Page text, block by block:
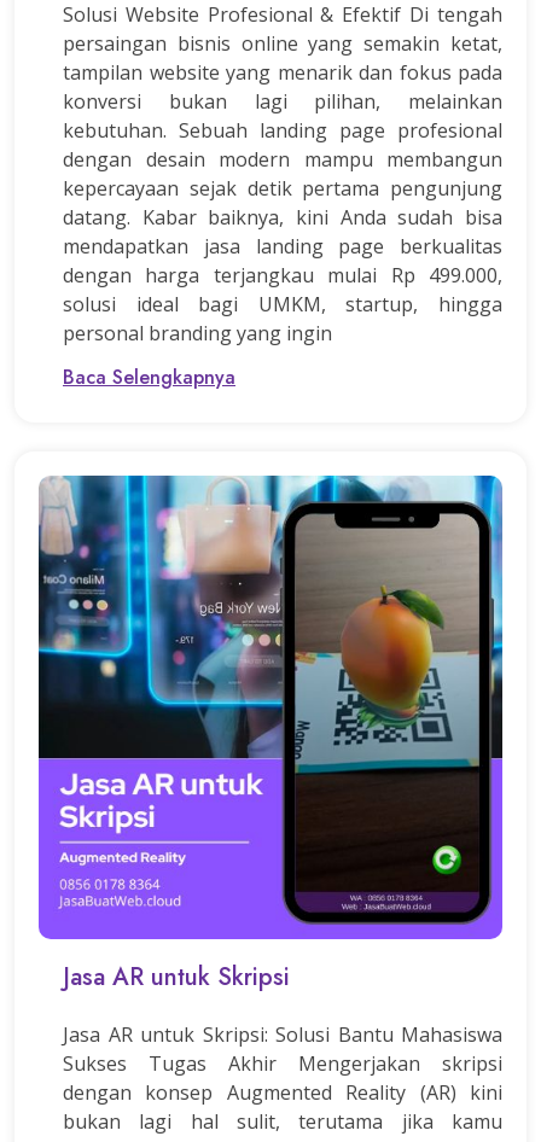
Solusi Website Profesional & Efektif Di tengah
persaingan bisnis online yang semakin ketat,
tampilan website yang menarik dan fokus pada
konversi bukan lagi pilihan, melainkan
kebutuhan. Sebuah landing page profesional
dengan desain modern mampu membangun
kepercayaan sejak detik pertama pengunjung
datang. Kabar baiknya, kini Anda sudah bisa
mendapatkan jasa landing page berkualitas
dengan harga terjangkau mulai Rp 499.000,
solusi ideal bagi UMKM, startup, hingga
personal branding yang ingin
Baca Selengkapnya
Jasa AR untuk Skripsi
Jasa AR untuk Skripsi: Solusi Bantu Mahasiswa
Sukses Tugas Akhir Mengerjakan skripsi
dengan konsep Augmented Reality (AR) kini
bukan lagi hal sulit, terutama jika kamu